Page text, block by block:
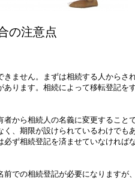
の注意点
ません。まずは相続する人からさ
ります。相続によって移転登記を
から相続人の名義に変更すること
、期限が設けられているわけでも
ず相続登記を済ませていなければ
での相続登記が必要になりますが、